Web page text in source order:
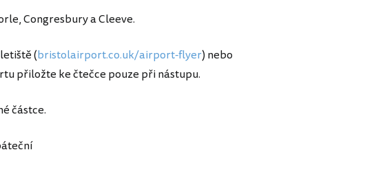
Congresbury a Cleeve.
(bristolairport.co.uk/airport-flyer) nebo
přiložte ke čtečce pouze při nástupu.
částce.